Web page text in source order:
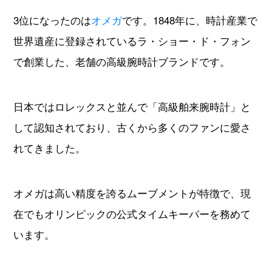
3位になったのはオメガです。1848年に、時計産業で
世界遺産に登録されているラ・ショー・ド・フォン
で創業した、老舗の高級腕時計ブランドです。
日本ではロレックスと並んで「高級舶来腕時計」と
して認知されており、古くから多くのファンに愛さ
れてきました。
オメガは高い精度を誇るムーブメントが特徴で、現
在でもオリンピックの公式タイムキーパーを務めて
います。